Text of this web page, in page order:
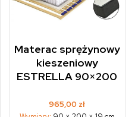
Materac sprężynowy
kieszeniowy
ESTRELLA 90×200
965,00 zł